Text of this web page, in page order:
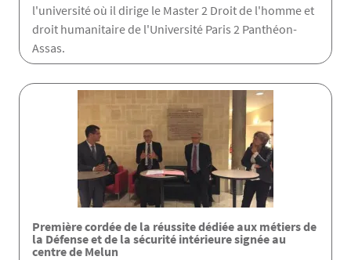
l'université où il dirige le Master 2 Droit de l'homme et
droit humanitaire de l'Université Paris 2 Panthéon-
Assas.
Première cordée de la réussite dédiée aux métiers de
la Défense et de la sécurité intérieure signée au
centre de Melun